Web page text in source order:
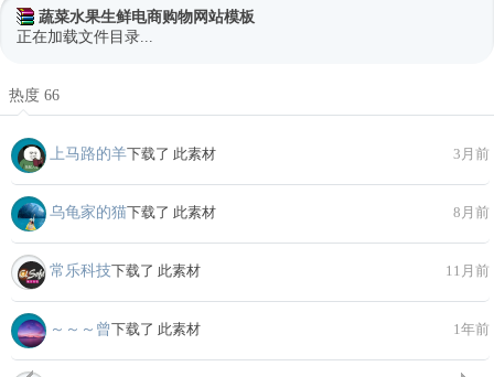
蔬菜水果生鲜电商购物网站模板
正在加载文件目录...
热度 66
上马路的羊下载了 此素材 3月前
乌龟家的猫下载了 此素材 8月前
常乐科技下载了 此素材 11月前
～～～曾下载了 此素材 1年前